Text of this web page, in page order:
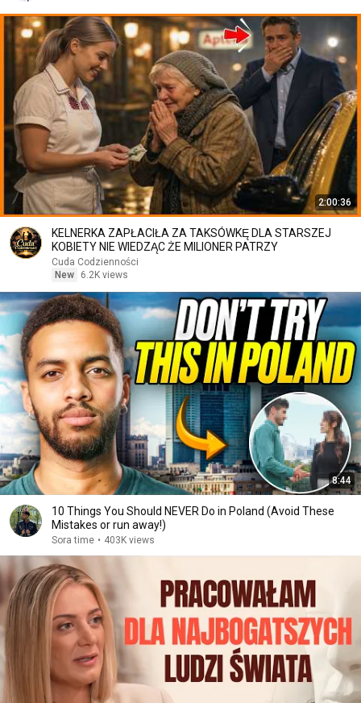
2:00:36
KELNERKA ZAPŁACIŁA ZA TAKSÓWKĘ DLA STARSZEJ
KOBIETY NIE WIEDZĄC ŻE MILIONER PATRZY
Cuda Codzienności
New
6.2K views
8:44
10 Things You Should NEVER Do in Poland (Avoid These
Mistakes or run away!)
Sora time • 403K views